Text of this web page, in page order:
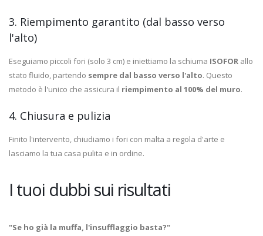
3. Riempimento garantito (dal basso verso
l'alto)
Eseguiamo piccoli fori (solo 3 cm) e iniettiamo la schiuma ISOFOR allo
stato fluido, partendo sempre dal basso verso l'alto. Questo
metodo è l'unico che assicura il riempimento al 100% del muro.
4. Chiusura e pulizia
Finito l'intervento, chiudiamo i fori con malta a regola d'arte e
lasciamo la tua casa pulita e in ordine.
I tuoi dubbi sui risultati
"Se ho già la muffa, l'insufflaggio basta?"